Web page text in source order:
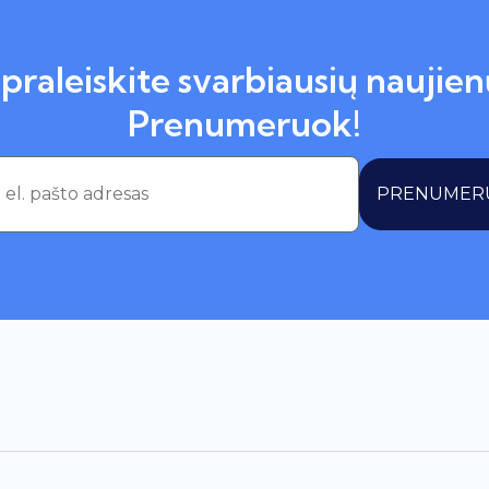
svarbiausių
Prenumeruok!